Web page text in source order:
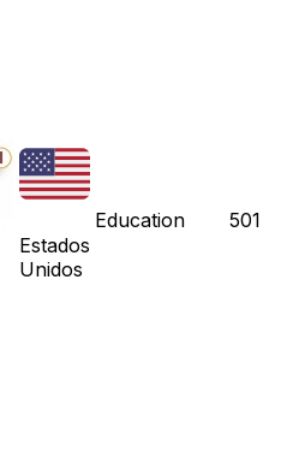
Estados
Unidos
Education 501